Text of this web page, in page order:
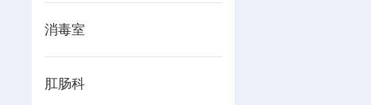
消毒室
肛肠科